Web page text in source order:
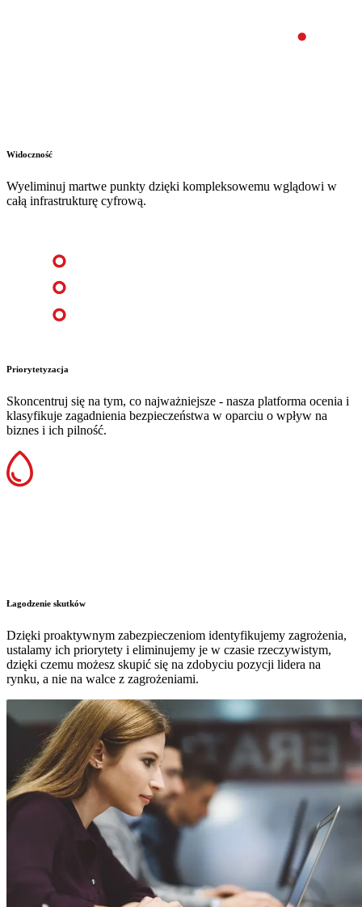
Widoczność
Wyeliminuj martwe punkty dzięki kompleksowemu wglądowi w
całą infrastrukturę cyfrową.
Priorytetyzacja
Skoncentruj się na tym, co najważniejsze - nasza platforma ocenia i
klasyfikuje zagadnienia bezpieczeństwa w oparciu o wpływ na
biznes i ich pilność.
Łagodzenie skutków
Dzięki proaktywnym zabezpieczeniom identyfikujemy zagrożenia,
ustalamy ich priorytety i eliminujemy je w czasie rzeczywistym,
dzięki czemu możesz skupić się na zdobyciu pozycji lidera na
rynku, a nie na walce z zagrożeniami.